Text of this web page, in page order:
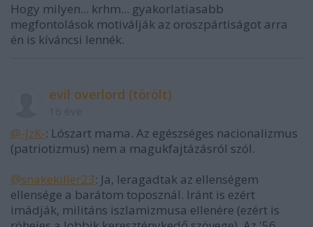
Hogy milyen... krhm... gyakorlatiasabb
megfontolások motiválják az oroszpártiságot arra
én is kíváncsi lennék.
evil overlord (törölt)
@-JzK-: Lószart mama. Az egészséges nacionalizmus
(patriotizmus) nem a magukfajtázásról szól.
@snakekiller23: Ja, leragadtak az ellenségem
ellensége a barátom toposznál. Iránt is ezért
imádják, militáns iszlamizmusa ellenére (ezért is